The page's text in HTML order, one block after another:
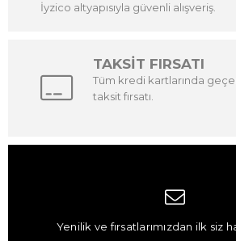
İyzico altyapısıyla güvenli alışveriş.
TAKSİT FIRSATI
Tüm kredi kartlarında
taksit fırsatı.
Yenilik ve fırsatlarımızdan ilk siz